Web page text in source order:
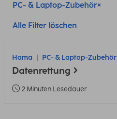
PC- & Laptop-Zubehör
Alle Filter löschen
Hama PC- & Laptop-Zubehör
Datenrettung
2 Minuten Lesedauer